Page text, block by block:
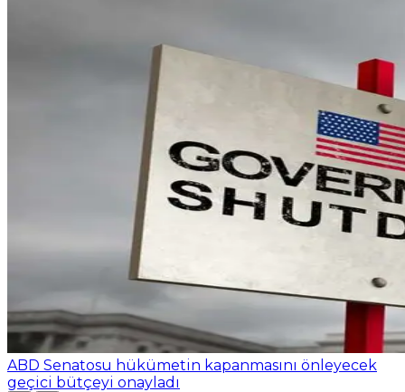
ABD Senatosu hükümetin kapanmasını önleyecek
geçici bütçeyi onayladı